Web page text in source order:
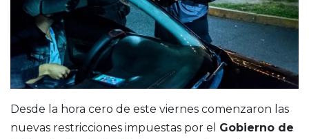
Desde la hora cero de este viernes comenzaron las
nuevas restricciones impuestas por el Gobierno de